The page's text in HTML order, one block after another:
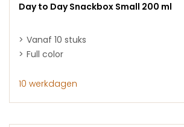
Day to Day Snackbox Small 200 ml
Vanaf 10 stuks
Full color
10 werkdagen